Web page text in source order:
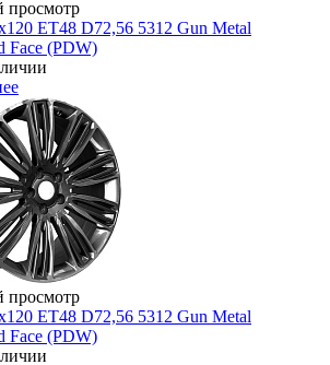
просмотр
ET48 D72,56 5312 Gun Metal
Face (PDW)
просмотр
ET48 D72,56 5312 Gun Metal
Face (PDW)